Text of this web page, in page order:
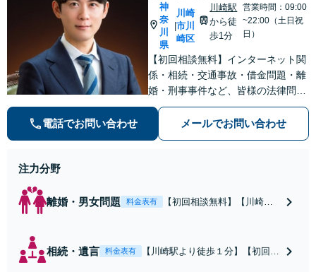
神
奈
川
県
川崎
市川
崎区
川崎駅
から徒
歩1分
営業時間：09:00
~22:00（土日祝
日）
【初回相談無料】インターネット関
係・相続・交通事故・借金問題・離
婚・刑事事件など、皆様の法律問題
を解決すべく、親身になって取り組
みます。クチコミ・リピーターの方
も多数。お気軽にお問い合わせ下さ
電話でお問い合わせ メールでお問い合わせ
注力分野
離婚・男女問題 料金表有
【初回相談無料】【川崎駅
割・婚姻費用・養育費・財
相続・遺言 料金表有
【川崎駅より徒歩１分】【初回相